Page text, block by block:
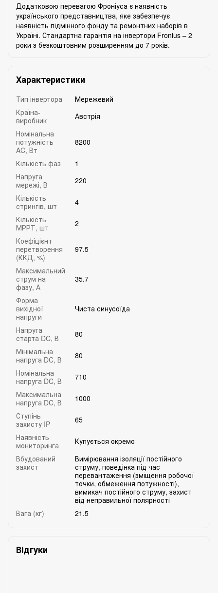
Додатковою перевагою Фроніуса є наявність
українського представництва, яке забезпечує
наявність підмінного фонду та ремонтних наборів в
Україні. Стандартна гарантія на інвертори Fronius – 2
роки з безкоштовним розширенням до 7 років.
Характеристики
Тип інвертора
Мережевий
Країна-
виробник
Австрія
Номінальна
потужність
AC, Вт
8200
Кількість фаз
1
Напруга
мережі, В
220
Кількість
стрингів, шт
4
Кількість
МРРТ, шт
2
Коефіцієнт
перетворення
(ККД, %)
97.5
Максимальний
струм на
фазу, А
35.7
Форма
вихідної
напруги
Чиста синусоїда
Напруга
старта DC, В
80
Мінімальна
напруга DC, В
80
Номінальна
напруга DC, В
710
Максимальна
напруга DC, В
1000
Ступінь
захисту IP
65
Наявність
мониторинга
Купується окремо
Вбудований
захист
Вимірювання ізоляції постійного
струму, поведінка під час
перевантаження (зміщення робочої
точки, обмеження потужності),
вимикач постійного струму, захист
від неправильної полярності
Вага (кг)
21.5
Відгуки